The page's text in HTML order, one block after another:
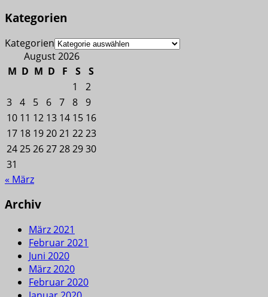
Kategorien
Kategorien
August 2026
M D M D F S
S
1
2
3 4 5 6 7 8 9
10 11 12 13 14 15 16
17 18 192021 2223
24252627282930
31
« März
Archiv
März 2021
Februar 2021
Juni 2020
März 2020
Februar 2020